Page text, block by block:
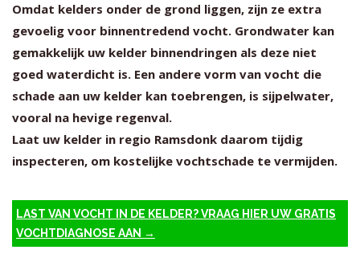
Omdat kelders onder de grond liggen, zijn ze extra
gevoelig voor binnentredend vocht. Grondwater kan
gemakkelijk uw kelder binnendringen als deze niet
goed waterdicht is. Een andere vorm van vocht die
schade aan uw kelder kan toebrengen, is sijpelwater,
vooral na hevige regenval.
Laat uw kelder in regio Ramsdonk daarom tijdig
inspecteren, om kostelijke vochtschade te vermijden.
LAST VAN VOCHT IN DE KELDER? VRAAG HIER UW GRATIS
VOCHTDIAGNOSE AAN →